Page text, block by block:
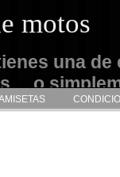
motos
una de
o